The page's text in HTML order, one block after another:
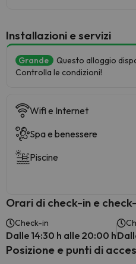
Installazioni e servizi
Grande Questo alloggio
Controlla le condizioni!
Wifi e Internet
Spa e benessere
Piscine
Orari di check-in e
Check-in
Dalle 14:30 h alle 20:00 h
Posizione e punti di